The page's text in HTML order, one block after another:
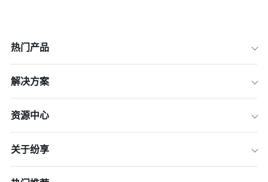
热门产品
解决方案
资源中心
关于纷享